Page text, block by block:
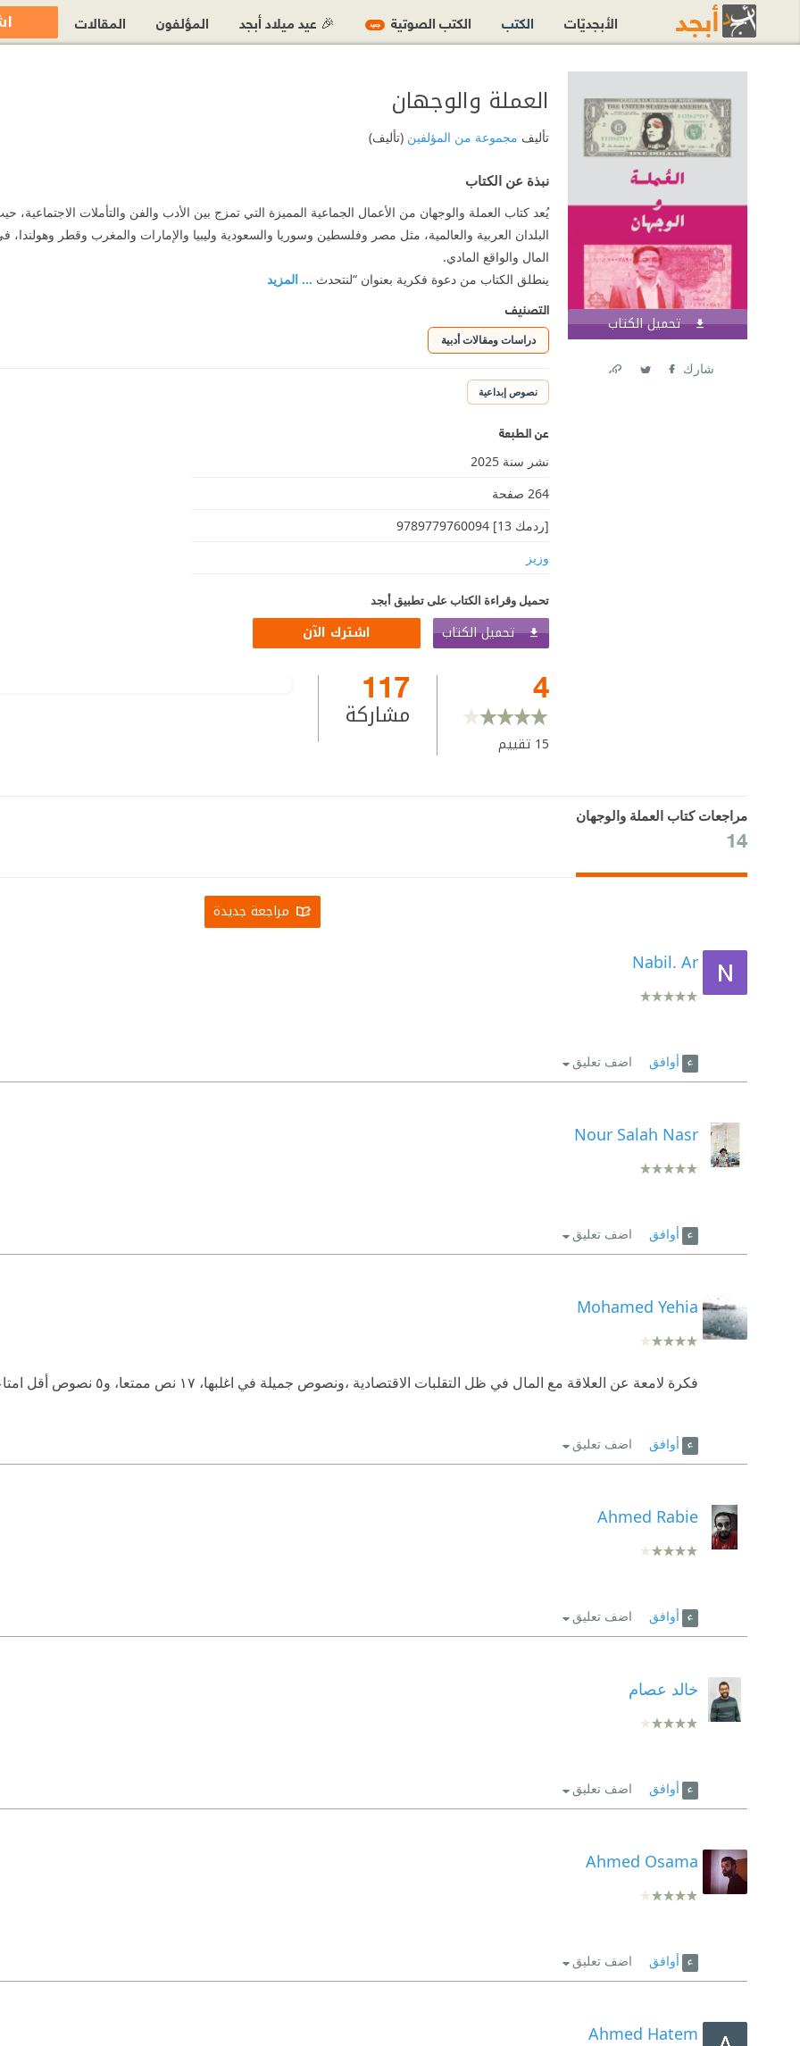
تحميل الكتاب اشترك الآن
شارك
العملة والوجهان
تأليف مجموعة من المؤلفين(تأليف)
نبذة عن الكتاب
يُعد كتاب العملة والوجهان من الأعمال الجماعية المميزة التي تمزج بين الأدب والفن والتأملات
البلدان العربية والعالمية، مثل مصر وفلسطين وسوريا والسعودية وليبيا والإمارات والمغرب وقطر وهولندا،
المال والواقع المادي.
ينطلق الكتاب من دعوة فكرية بعنوان “لنتحدث ... المزيد
التصنيف
دراسات ومقالات أدبية
نصوص إبداعية
عن الطبعة
نشر سنة 2025
264 صفحة
[ردمك 13] 9789779760094
وزيز
تحميل وقراءة الكتاب على تطبيق أبجد
تحميل الكتاب اشترك الآن
4
15 تقييم
117
مشاركة
مراجعات كتاب العملة والوجهان
14
مراجعة جديدة
Nabil. Ar
أوافق اضف تعليق
Nour Salah Nasr
أوافق اضف تعليق
Mohamed Yehia
فكرة لامعة عن العلاقة مع المال في ظل التقلبات الاقتصادية ،ونصوص جميلة في اغلبها، ١٧ نص ممتعا، و٥ نصوص أقل امتاعا،
أوافق اضف تعليق
Ahmed Rabie
أوافق اضف تعليق
خالد عصام
أوافق اضف تعليق
Ahmed Osama
أوافق اضف تعليق
Ahmed Hatem
الأبجديّات الكتب الكتب الصوتية جديد 🎉 عيد ميلاد أبجد المؤلفون المقالات